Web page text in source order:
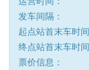
发车间隔：
起点站首末车时
终点站首末车时
票价信息：